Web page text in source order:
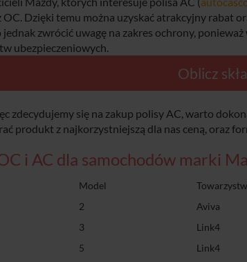
OC. Dzięki temu można uzyskać atrakcyjny rabat
zwrócić uwagę na zakres ochrony,
ubezpieczeniowych.
Oblicz
zdecydujemy się na zakup polisy AC, warto
produkt z najkorzystniejszą dla nas ceną, oraz
i AC dla samochodów marki
Model
2 Aviva
3 Link4
5 Link4